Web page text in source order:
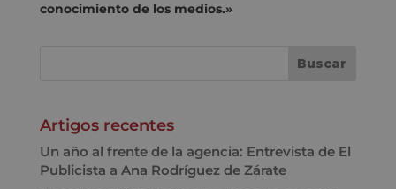
conocimiento de los medios.»
Artigos recentes
Un año al frente de la agencia: Entrevista de El
Publicista a Ana Rodríguez de Zárate